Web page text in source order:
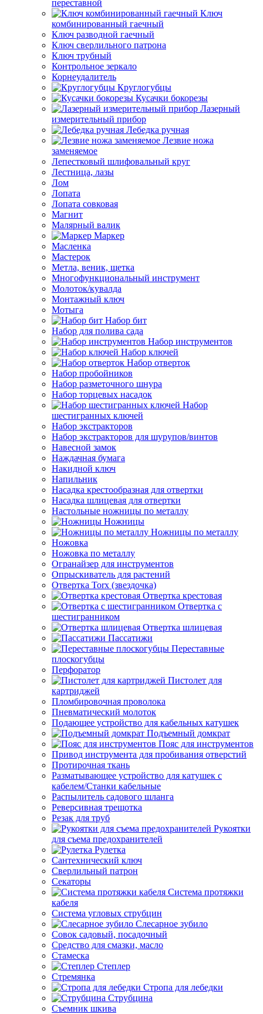
переставной
Ключ
комбинированный гаечный
Ключ разводной гаечный
Ключ сверлильного патрона
Ключ трубный
Контрольное зеркало
Корнеудалитель
Круглогубцы
Кусачки бокорезы
Лазерный
измерительный прибор
Лебедка ручная
Лезвие ножа
заменяемое
Лепестковый шлифовальный круг
Лестница, лазы
Лом
Лопата
Лопата совковая
Магнит
Малярный валик
Маркер
Масленка
Мастерок
Метла, веник, щетка
Многофункциональный инструмент
Молоток/кувалда
Монтажный ключ
Мотыга
Набор бит
Набор для полива сада
Набор инструментов
Набор ключей
Набор отверток
Набор пробойников
Набор разметочного шнура
Набор торцевых насадок
Набор
шестигранных ключей
Набор экстракторов
Набор экстракторов для шурупов/винтов
Навесной замок
Наждачная бумага
Накидной ключ
Напильник
Насадка крестообразная для отвертки
Насадка шлицевая для отвертки
Настольные ножницы по металлу
Ножницы
Ножницы по металлу
Ножовка
Ножовка по металлу
Огранайзер для инструментов
Опрыскиватель для растений
Отвертка Torx (звездочка)
Отвертка крестовая
Отвертка с
шестигранником
Отвертка шлицевая
Пассатижи
Переставные
плоскогубцы
Перфоратор
Пистолет для
картриджей
Пломбировочная проволока
Пневматический молоток
Подающее устройство для кабельных катушек
Подъемный домкрат
Пояс для инструментов
Привод инструмента для пробивания отверстий
Протирочная ткань
Разматывающее устройство для катушек с
кабелем/Станки кабельные
Распылитель садового шланга
Реверсивная трещотка
Резак для труб
Рукоятки
для съема предохранителей
Рулетка
Сантехнический ключ
Сверлильный патрон
Секаторы
Система протяжки
кабеля
Система угловых струбцин
Слесарное зубило
Совок садовый, посадочный
Средство для смазки, масло
Стамеска
Степлер
Стремянка
Стропа для лебедки
Струбцина
Съемник шкива